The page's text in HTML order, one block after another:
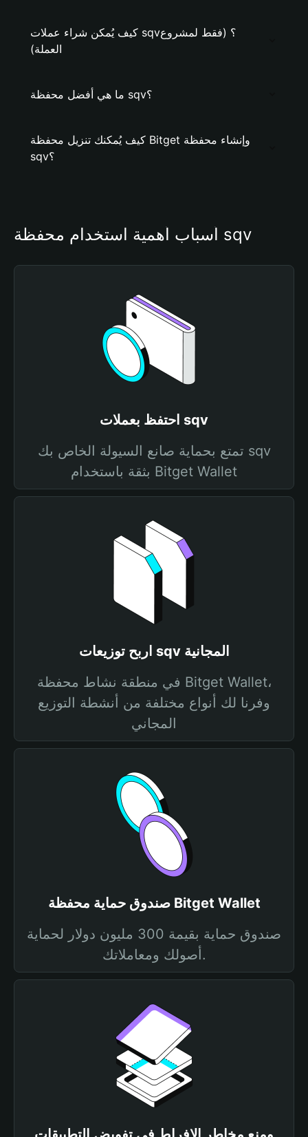
كيف يُمكن شراء عملات sqv؟ (فقط لمشروع
العملة)
ما هي أفضل محفظة sqv؟
كيف يُمكنك تنزيل محفظة Bitget وإنشاء محفظة
sqv؟
أسباب أهمية استخدام محفظة sqv
احتفظ بعملات sqv
تمتع بحماية صانع السيولة الخاص بك sqv
بثقة باستخدام Bitget Wallet
اربح توزيعات sqv المجانية
في منطقة نشاط محفظة Bitget Wallet،
وفرنا لك أنواع مختلفة من أنشطة التوزيع
المجاني
صندوق حماية محفظة Bitget Wallet
صندوق حماية بقيمة 300 مليون دولار لحماية
أصولك ومعاملاتك.